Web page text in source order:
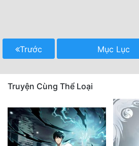
Trước Mục Lục
Truyện Cùng Thể Loại